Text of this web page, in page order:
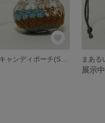
まあるいキャンディポーチ(S)(マウンテン)
展示中